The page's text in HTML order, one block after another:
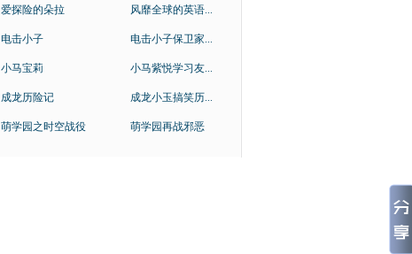
爱探险的朵拉 风靡全球的英语...
电击小子 电击小子保卫家...
小马宝莉 小马紫悦学习友...
成龙历险记 成龙小玉搞笑历...
萌学园之时空战役 萌学园再战邪恶